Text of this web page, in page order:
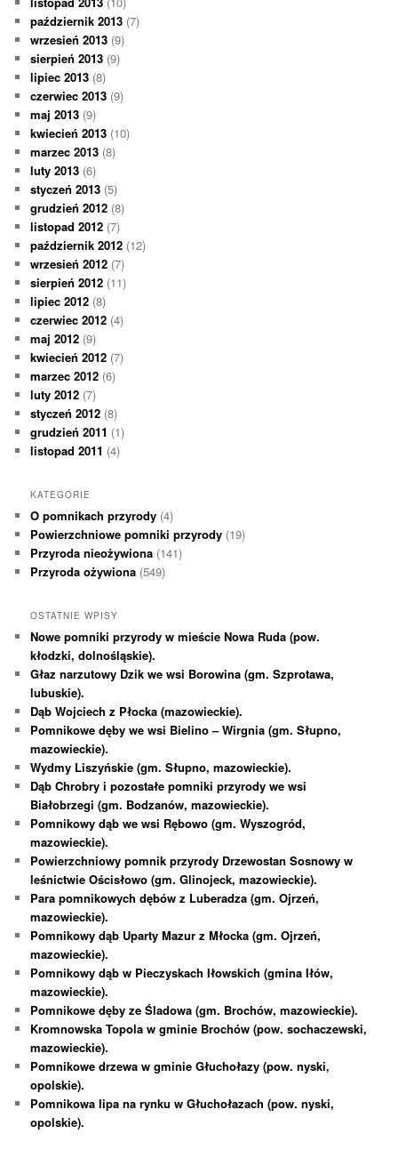
październik 2013 (7)
wrzesień 2013 (9)
sierpień 2013 (9)
lipiec 2013 (8)
czerwiec 2013 (9)
maj 2013 (9)
kwiecień 2013 (10)
marzec 2013 (8)
luty 2013 (6)
styczeń 2013 (5)
grudzień 2012 (8)
listopad 2012 (7)
październik 2012 (12)
wrzesień 2012 (7)
sierpień 2012 (11)
lipiec 2012 (8)
czerwiec 2012 (4)
maj 2012 (9)
kwiecień 2012 (7)
marzec 2012 (6)
luty 2012 (7)
styczeń 2012 (8)
grudzień 2011 (1)
listopad 2011 (4)
KATEGORIE
O pomnikach przyrody (4)
Powierzchniowe pomniki przyrody (19)
Przyroda nieożywiona (141)
Przyroda ożywiona (549)
OSTATNIE WPISY
Nowe pomniki przyrody w mieście Nowa Ruda (pow.
kłodzki, dolnośląskie).
Głaz narzutowy Dzik we wsi Borowina (gm. Szprotawa,
lubuskie).
Dąb Wojciech z Płocka (mazowieckie).
Pomnikowe dęby we wsi Bielino – Wirgnia (gm. Słupno,
mazowieckie).
Wydmy Liszyńskie (gm. Słupno, mazowieckie).
Dąb Chrobry i pozostałe pomniki przyrody we wsi
Białobrzegi (gm. Bodzanów, mazowieckie).
Pomnikowy dąb we wsi Rębowo (gm. Wyszogród,
mazowieckie).
Powierzchniowy pomnik przyrody Drzewostan Sosnowy w
leśnictwie Ościsłowo (gm. Glinojeck, mazowieckie).
Para pomnikowych dębów z Luberadza (gm. Ojrzeń,
mazowieckie).
Pomnikowy dąb Uparty Mazur z Młocka (gm. Ojrzeń,
mazowieckie).
Pomnikowy dąb w Pieczyskach Iłowskich (gmina Iłów,
mazowieckie).
Pomnikowe dęby ze Śladowa (gm. Brochów, mazowieckie).
Kromnowska Topola w gminie Brochów (pow. sochaczewski,
mazowieckie).
Pomnikowe drzewa w gminie Głuchołazy (pow. nyski,
opolskie).
Pomnikowa lipa na rynku w Głuchołazach (pow. nyski,
opolskie).